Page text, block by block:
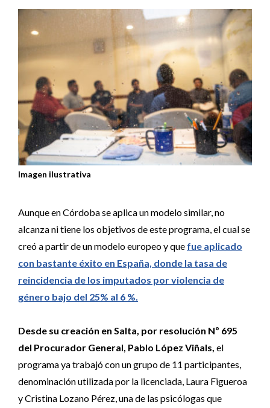
Imagen ilustrativa
Aunque en Córdoba se aplica un modelo similar, no
alcanza ni tiene los objetivos de este programa, el cual se
creó a partir de un modelo europeo y que fue aplicado
con bastante éxito en España, donde la tasa de
reincidencia de los imputados por violencia de
género bajo del 25% al 6 %.
Desde su creación en Salta, por resolución Nº 695
del Procurador General, Pablo López Viñals, el
programa ya trabajó con un grupo de 11 participantes,
denominación utilizada por la licenciada, Laura Figueroa
y Cristina Lozano Pérez, una de las psicólogas que